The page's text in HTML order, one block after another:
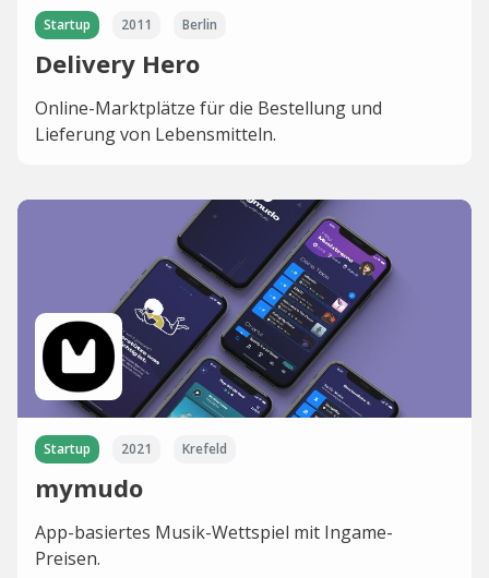
Startup 2011 Berlin
Delivery Hero
Online-Marktplätze für die Bestellung und
Lieferung von Lebensmitteln.
Startup 2021 Krefeld
mymudo
App-basiertes Musik-Wettspiel mit Ingame-
Preisen.